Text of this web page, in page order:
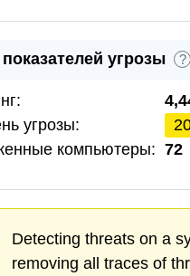
угрозы ?
угрозы:
компьютеры: 72
Detecting threats on a
removing all traces of